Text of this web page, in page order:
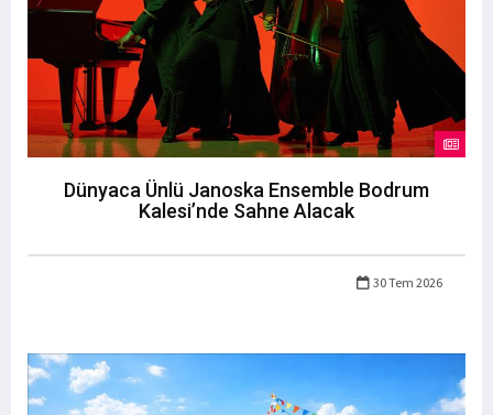
Dünyaca Ünlü Janoska Ensemble Bodrum
Kalesi’nde Sahne Alacak
30 Tem 2026